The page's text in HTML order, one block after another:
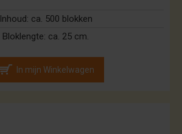
Inhoud: ca. 500 blokken
Bloklengte: ca. 25 cm.
In mijn Winkelwagen